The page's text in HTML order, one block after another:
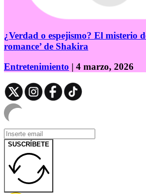
¿Verdad o espejismo? El misterio
romance’ de Shakira
Entretenimiento | 4 marzo, 2026
SUSCRÍBETE